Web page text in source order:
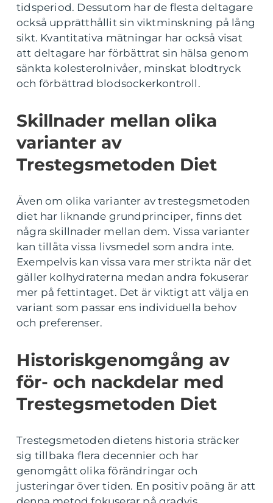
tidsperiod. Dessutom har de flesta deltagare
också upprätthållit sin viktminskning på lång
sikt. Kvantitativa mätningar har också visat
att deltagare har förbättrat sin hälsa genom
sänkta kolesterolnivåer, minskat blodtryck
och förbättrad blodsockerkontroll.
Skillnader mellan olika
varianter av
Trestegsmetoden Diet
Även om olika varianter av trestegsmetoden
diet har liknande grundprinciper, finns det
några skillnader mellan dem. Vissa varianter
kan tillåta vissa livsmedel som andra inte.
Exempelvis kan vissa vara mer strikta när det
gäller kolhydraterna medan andra fokuserar
mer på fettintaget. Det är viktigt att välja en
variant som passar ens individuella behov
och preferenser.
Historiskgenomgång av
för- och nackdelar med
Trestegsmetoden Diet
Trestegsmetoden dietens historia sträcker
sig tillbaka flera decennier och har
genomgått olika förändringar och
justeringar över tiden. En positiv poäng är att